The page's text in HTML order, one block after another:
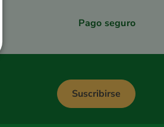
Pago seguro
Suscribirse